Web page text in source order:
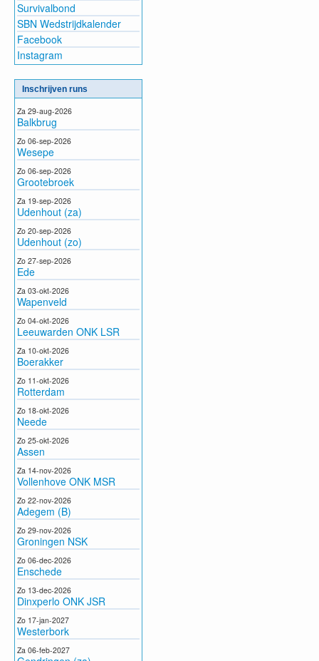
Survivalbond
SBN Wedstrijdkalender
Facebook
Instagram
Inschrijven runs
Za 29-aug-2026
Balkbrug
Zo 06-sep-2026
Wesepe
Zo 06-sep-2026
Grootebroek
Za 19-sep-2026
Udenhout (za)
Zo 20-sep-2026
Udenhout (zo)
Zo 27-sep-2026
Ede
Za 03-okt-2026
Wapenveld
Zo 04-okt-2026
Leeuwarden ONK LSR
Za 10-okt-2026
Boerakker
Zo 11-okt-2026
Rotterdam
Zo 18-okt-2026
Neede
Zo 25-okt-2026
Assen
Za 14-nov-2026
Vollenhove ONK MSR
Zo 22-nov-2026
Adegem (B)
Zo 29-nov-2026
Groningen NSK
Zo 06-dec-2026
Enschede
Zo 13-dec-2026
Dinxperlo ONK JSR
Zo 17-jan-2027
Westerbork
Za 06-feb-2027